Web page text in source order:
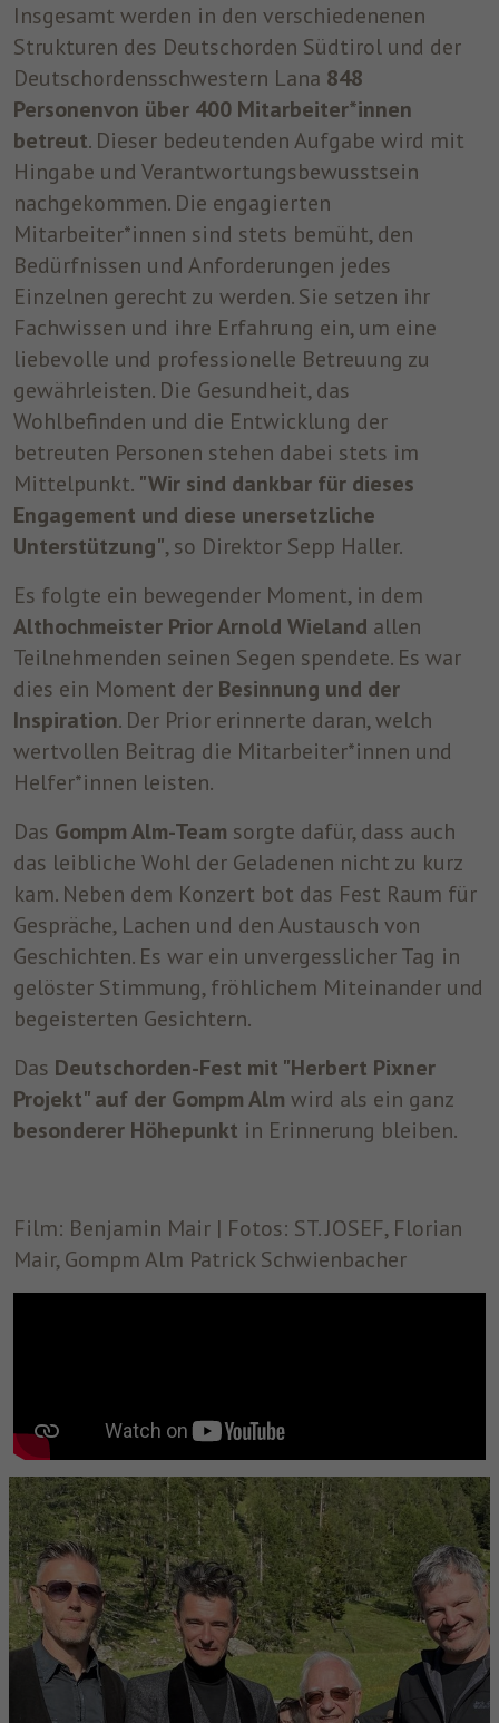
Insgesamt werden in den verschiedenenen
Strukturen des Deutschorden Südtirol und der
Deutschordensschwestern Lana 848
Personenvon über 400 Mitarbeiter*innen
betreut. Dieser bedeutenden Aufgabe wird mit
Hingabe und Verantwortungsbewusstsein
nachgekommen. Die engagierten
Mitarbeiter*innen sind stets bemüht, den
Bedürfnissen und Anforderungen jedes
Einzelnen gerecht zu werden. Sie setzen ihr
Fachwissen und ihre Erfahrung ein, um eine
liebevolle und professionelle Betreuung zu
gewährleisten. Die Gesundheit, das
Wohlbefinden und die Entwicklung der
betreuten Personen stehen dabei stets im
Mittelpunkt. "Wir sind dankbar für dieses
Engagement und diese unersetzliche
Unterstützung", so Direktor Sepp Haller.
Es folgte ein bewegender Moment, in dem
Althochmeister Prior Arnold Wieland allen
Teilnehmenden seinen Segen spendete. Es war
dies ein Moment der Besinnung und der
Inspiration. Der Prior erinnerte daran, welch
wertvollen Beitrag die Mitarbeiter*innen und
Helfer*innen leisten.
Das Gompm Alm-Team sorgte dafür, dass auch
das leibliche Wohl der Geladenen nicht zu kurz
kam. Neben dem Konzert bot das Fest Raum für
Gespräche, Lachen und den Austausch von
Geschichten. Es war ein unvergesslicher Tag in
gelöster Stimmung, fröhlichem Miteinander und
begeisterten Gesichtern.
Das Deutschorden-Fest mit "Herbert Pixner
Projekt" auf der Gompm Alm wird als ein ganz
besonderer Höhepunkt in Erinnerung bleiben.
Film: Benjamin Mair | Fotos: ST. JOSEF, Florian
Mair, Gompm Alm Patrick Schwienbacher